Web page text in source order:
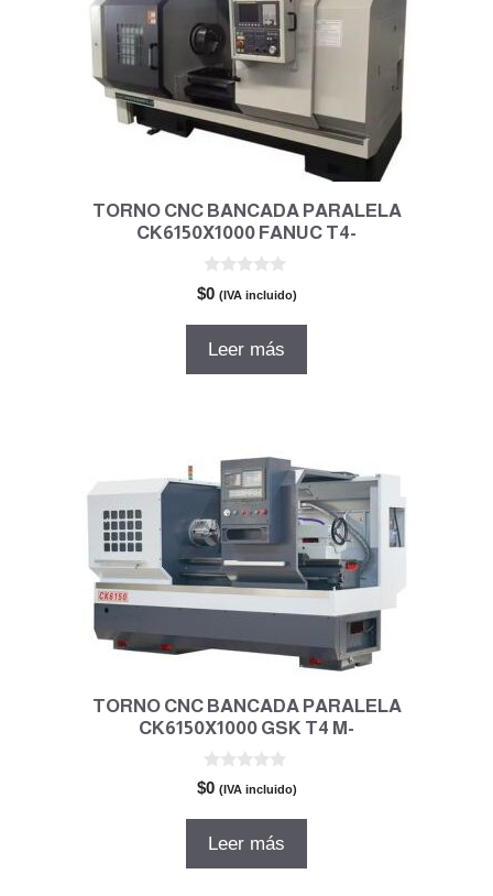
TORNO CNC BANCADA PARALELA
CK6150X1000 FANUC T4-
0
d
$0 (IVA incluido)
Leer más
TORNO CNC BANCADA PARALELA
CK6150X1000 GSK T4 M-
0
d
$0 (IVA incluido)
Leer más